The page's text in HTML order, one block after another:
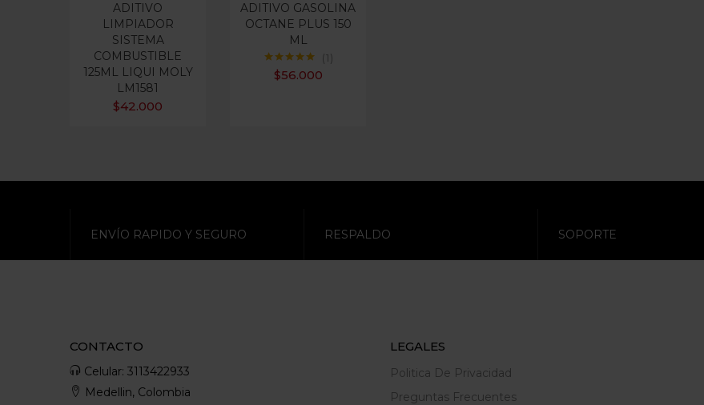
ADITIVO
LIMPIADOR
SISTEMA
COMBUSTIBLE
125ML LIQUI MOLY
LM1581
$42.000
ADITIVO GASOLINA
OCTANE PLUS 150
ML
Valorado con
5.00
1
$56.000
ENVÍO RAPIDO Y SEGURO RESPALDO SOPORTE
CONTACTO
Celular: 3113422933
Medellin, Colombia
LEGALES
Politica De Privacidad
Preguntas Frecuentes